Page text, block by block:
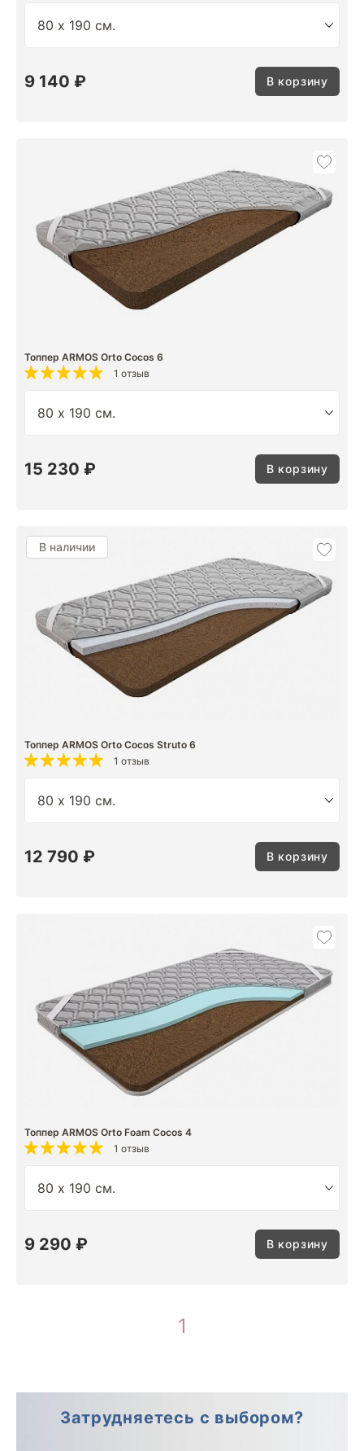
9 140 ₽ В корзину
Топпер ARMOS Orto Cocos 6
1 отзыв
15 230 ₽ В корзину
В наличии
Топпер ARMOS Orto Cocos Struto 6
1 отзыв
12 790 ₽ В корзину
Топпер ARMOS Orto Foam Cocos 4
1 отзыв
9 290 ₽ В корзину
1
Затрудняетесь с выбором?